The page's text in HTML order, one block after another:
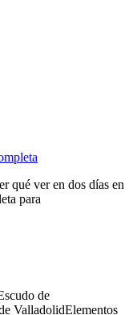
qué ver en dos días en
para
de
ValladolidElementos